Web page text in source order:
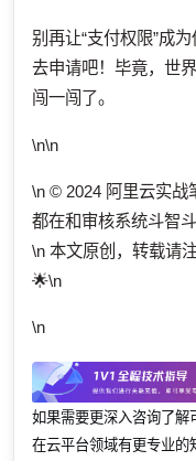
别再让“支付权限”成
去申请吧！毕竟，世
闯一闯了。
\n\n
\n © 2024 阿里云实战
都在和审核系统斗智
\n 本文原创，转载请
🌟\n
\n
如果需要更深入咨询了解
在云平台领域有更专业